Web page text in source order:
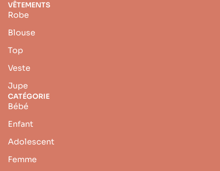
VÊTEMENTS
Robe
Blouse
Top
Veste
Jupe
CATÉGORIE
Bébé
Enfant
Adolescent
Femme